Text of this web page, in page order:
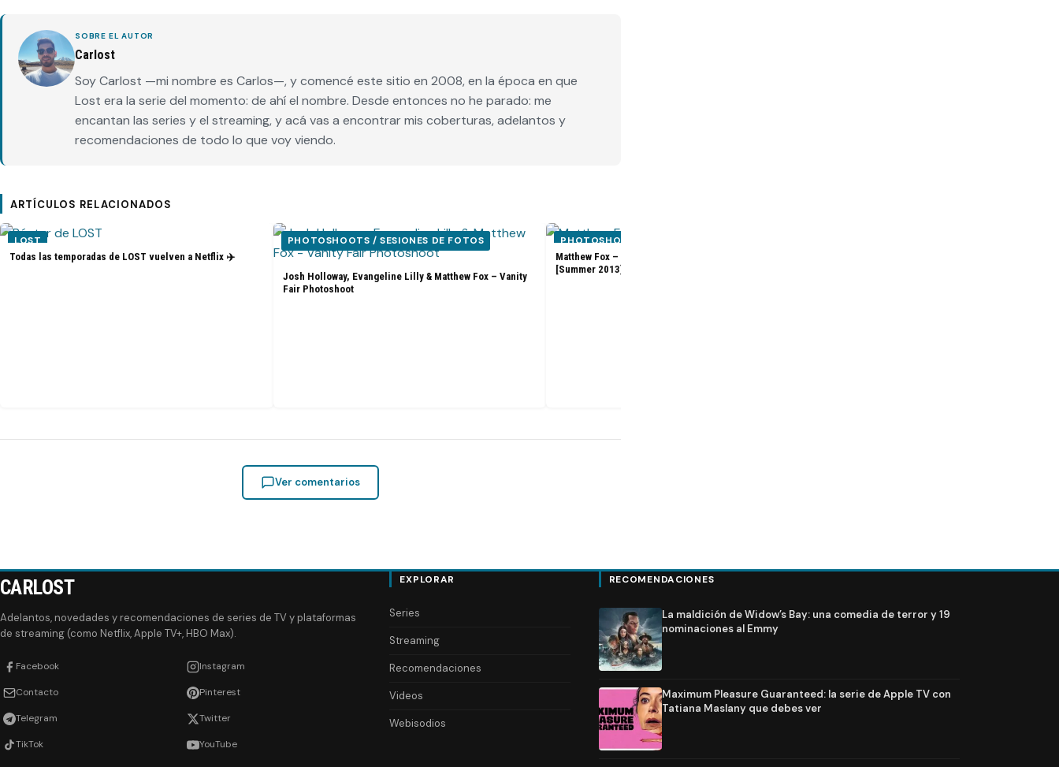
SOBRE EL AUTOR
Carlost
Soy Carlost —mi nombre es Carlos—, y comencé este sitio en 2008, en la época en que
Lost era la serie del momento: de ahí el nombre. Desde entonces no he parado: me
encantan las series y el streaming, y acá vas a encontrar mis coberturas, adelantos y
recomendaciones de todo lo que voy viendo.
ARTÍCULOS RELACIONADOS
LOST
Todas las temporadas de LOST vuelven a Netflix ✈️
PHOTOSHOOTS / SESIONES DE FOTOS
Josh Holloway, Evangeline Lilly & Matthew Fox – Vanity
Fair Photoshoot
PHOTOSHOOTS / SESIONES DE FOTOS
Matthew Fox – InStyle Man Magazine Russia Photoshoot
[Summer 2013]
Ver comentarios
CARLOST
Adelantos, novedades y recomendaciones de series de TV y plataformas
de streaming (como Netflix, Apple TV+, HBO Max).
Facebook Instagram
Contacto Pinterest
Telegram Twitter
TikTok YouTube
EXPLORAR
Series
Streaming
Recomendaciones
Videos
Webisodios
RECOMENDACIONES
La maldición de Widow’s Bay: una comedia de terror y 19
nominaciones al Emmy
Maximum Pleasure Guaranteed: la serie de Apple TV con
Tatiana Maslany que debes ver